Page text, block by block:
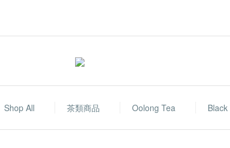
Shop All 茶類商品 Oolong Tea Black